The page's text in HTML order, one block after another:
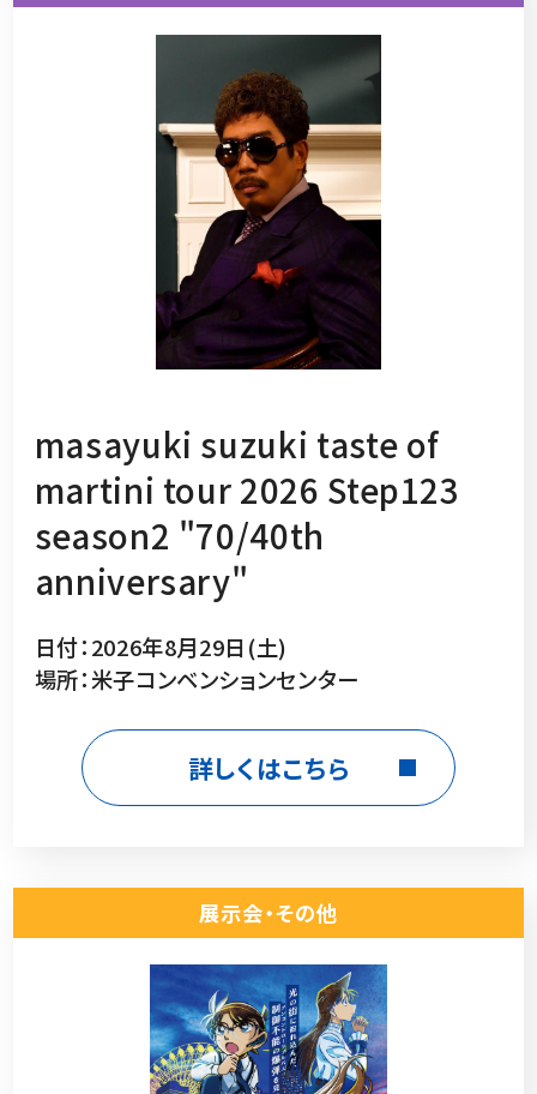
masayuki suzuki taste of
martini tour 2026 Step123
season2 "70/40th
anniversary"
日付：2026年8月29日(土)
場所：米子コンベンションセンター
詳しくはこちら
展示会・その他